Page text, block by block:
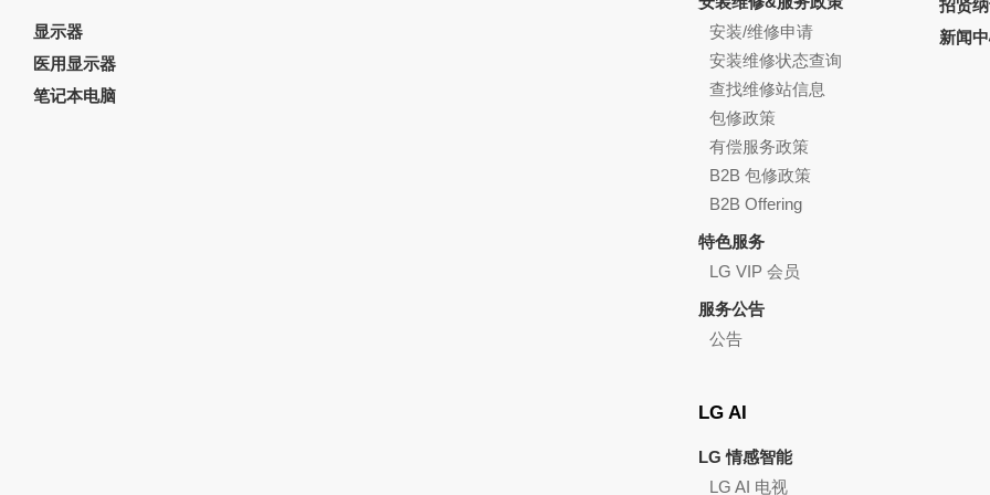
显示器
医用显示器
笔记本电脑
安装/维修申请
安装维修状态查询
查找维修站信息
包修政策
有偿服务政策
B2B 包修政策
B2B Offering
特色服务
LG VIP 会员
服务公告
公告
LG AI
LG 情感智能
LG AI 电视
招贤
新闻